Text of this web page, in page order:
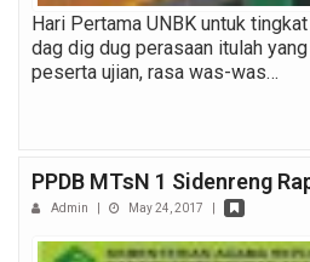
Hari Pertama UNBK untuk
dag dig dug perasaan itulah
peserta ujian, rasa was-was…
PPDB MTsN 1 Sidenreng
Admin May 24, 2017